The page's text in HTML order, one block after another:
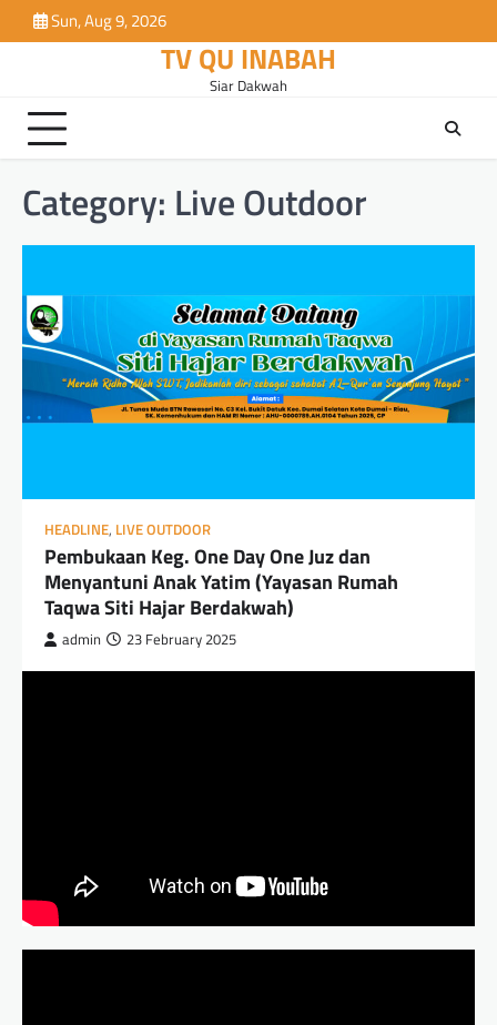
to
Sun, Aug 9, 2026
TV QU INABAH
Siar Dakwah
Category: Live Outdoor
HEADLINE, LIVE OUTDOOR
Pembukaan Keg. One Day One Juz dan
Menyantuni Anak Yatim (Yayasan Rumah
Taqwa Siti Hajar Berdakwah)
admin 23 February 2025